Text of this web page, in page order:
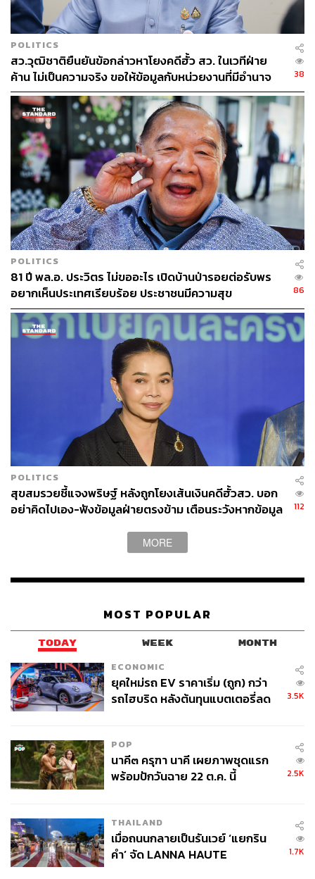
POLITICS
สว.วุฒิชาติยืนยันข้อกล่าวหาโยงคดีฮั้ว สว. ในเวทีฝ่าย
ค้าน ไม่เป็นความจริง ขอให้ข้อมูลกับหน่วยงานที่มีอำนาจ
เท่านั้น
38
POLITICS
81 ปี พล.อ. ประวิตร ไม่ขออะไร เปิดบ้านป่ารอยต่อรับพร
อยากเห็นประเทศเรียบร้อย ประชาชนมีความสุข
86
POLITICS
สุขสมรวยชี้แจงพริษฐ์ หลังถูกโยงเส้นเงินคดีฮั้วสว. บอก
อย่าคิดไปเอง-ฟังข้อมูลฝ่ายตรงข้าม เตือนระวังหากข้อมูล
112
MORE
MOST POPULAR
TODAY WEEK MONTH
ECONOMIC
ยุคใหม่รถ EV ราคาเริ่ม (ถูก) กว่า
รถไฮบริด หลังต้นทุนแบตเตอรี่ลด
3.5K
POP
นาคี๓ ครุฑา นาคี เผยภาพชุดแรก
พร้อมปักวันฉาย 22 ต.ค. นี้
2.5K
THAILAND
เมื่อถนนกลายเป็นรันเวย์ ‘แยกริน
คำ’ จัด LANNA HAUTE
1.7K